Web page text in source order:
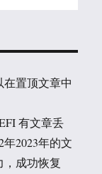
在置顶文章中
有文章丢
2023年的文
成功恢复